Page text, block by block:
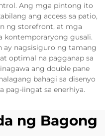
Ang mga pintong ito
ang access sa patio,
ng storefront, at mga
kontemporaryong gusali.
ay nagsisiguro ng tamang
optimal na pagganap sa
ang double pane
bahagi sa disenyo
pag-iingat sa enerhiya.
ng Bagong